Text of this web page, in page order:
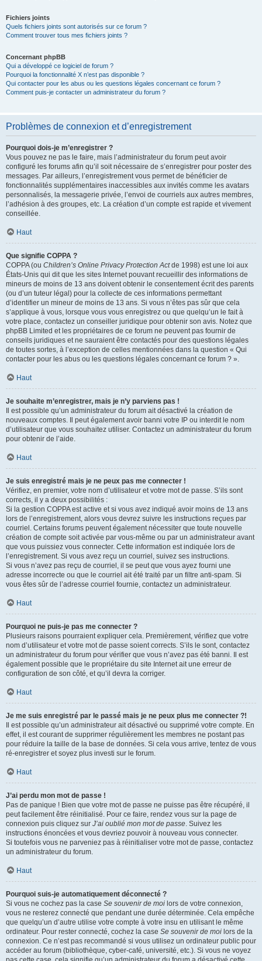
Fichiers joints
Quels fichiers joints sont autorisés sur ce forum ?
Comment trouver tous mes fichiers joints ?
Concernant phpBB
Qui a développé ce logiciel de forum ?
Pourquoi la fonctionnalité X n’est pas disponible ?
Qui contacter pour les abus ou les questions légales concernant ce forum ?
Comment puis-je contacter un administrateur du forum ?
Problèmes de connexion et d’enregistrement
Pourquoi dois-je m’enregistrer ?
Vous pouvez ne pas le faire, mais l’administrateur du forum peut avoir
configuré les forums afin qu’il soit nécessaire de s’enregistrer pour poster des
messages. Par ailleurs, l’enregistrement vous permet de bénéficier de
fonctionnalités supplémentaires inaccessibles aux invités comme les avatars
personnalisés, la messagerie privée, l’envoi de courriels aux autres membres,
l’adhésion à des groupes, etc. La création d’un compte est rapide et vivement
conseillée.
Haut
Que signifie COPPA ?
COPPA (ou Children’s Online Privacy Protection Actde 1998) est une loi aux
États-Unis qui dit que les sites Internet pouvant recueillir des informations de
mineurs de moins de 13 ans doivent obtenir le consentement écrit des parents
(ou d’un tuteur légal) pour la collecte de ces informations permettant
d’identifier un mineur de moins de 13 ans. Si vous n’êtes pas sûr que cela
s’applique à vous, lorsque vous vous enregistrez ou que quelqu’un le fait à
votre place, contactez un conseiller juridique pour obtenir son avis. Notez que
phpBB Limited et les propriétaires de ce forum ne peuvent pas fournir de
conseils juridiques et ne sauraient être contactés pour des questions légales
de toutes sortes, à l’exception de celles mentionnées dans la question « Qui
contacter pour les abus ou les questions légales concernant ce forum ? ».
Haut
Je souhaite m’enregistrer, mais je n’y parviens pas !
Il est possible qu’un administrateur du forum ait désactivé la création de
nouveaux comptes. Il peut également avoir banni votre IP ou interdit le nom
d’utilisateur que vous souhaitez utiliser. Contactez un administrateur du forum
pour obtenir de l’aide.
Haut
Je suis enregistré mais je ne peux pas me connecter !
Vérifiez, en premier, votre nom d’utilisateur et votre mot de passe. S’ils sont
corrects, il y a deux possibilités :
Si la gestion COPPA est active et si vous avez indiqué avoir moins de 13 ans
lors de l’enregistrement, alors vous devrez suivre les instructions reçues par
courriel. Certains forums peuvent également nécessiter que toute nouvelle
création de compte soit activée par vous-même ou par un administrateur avant
que vous puissiez vous connecter. Cette information est indiquée lors de
l’enregistrement. Si vous avez reçu un courriel, suivez ses instructions.
Si vous n’avez pas reçu de courriel, il se peut que vous ayez fourni une
adresse incorrecte ou que le courriel ait été traité par un filtre anti-spam. Si
vous êtes sûr de l’adresse courriel fournie, contactez un administrateur.
Haut
Pourquoi ne puis-je pas me connecter ?
Plusieurs raisons pourraient expliquer cela. Premièrement, vérifiez que votre
nom d’utilisateur et votre mot de passe soient corrects. S’ils le sont, contactez
un administrateur du forum pour vérifier que vous n’avez pas été banni. Il est
également possible que le propriétaire du site Internet ait une erreur de
configuration de son côté, et qu’il devra la corriger.
Haut
Je me suis enregistré par le passé mais je ne peux plus me connecter ?!
Il est possible qu’un administrateur ait désactivé ou supprimé votre compte. En
effet, il est courant de supprimer régulièrement les membres ne postant pas
pour réduire la taille de la base de données. Si cela vous arrive, tentez de vous
ré-enregistrer et soyez plus investi sur le forum.
Haut
J’ai perdu mon mot de passe !
Pas de panique ! Bien que votre mot de passe ne puisse pas être récupéré, il
peut facilement être réinitialisé. Pour ce faire, rendez vous sur la page de
connexion puis cliquez sur J’ai oublié mon mot de passe. Suivez les
instructions énoncées et vous devriez pouvoir à nouveau vous connecter.
Si toutefois vous ne parveniez pas à réinitialiser votre mot de passe, contactez
un administrateur du forum.
Haut
Pourquoi suis-je automatiquement déconnecté ?
Si vous ne cochez pas la case Se souvenir de moi lors de votre connexion,
vous ne resterez connecté que pendant une durée déterminée. Cela empêche
que quelqu’un d’autre utilise votre compte à votre insu en utilisant le même
ordinateur. Pour rester connecté, cochez la case Se souvenir de moi lors de la
connexion. Ce n’est pas recommandé si vous utilisez un ordinateur public pour
accéder au forum (bibliothèque, cyber-café, université, etc.). Si vous ne voyez